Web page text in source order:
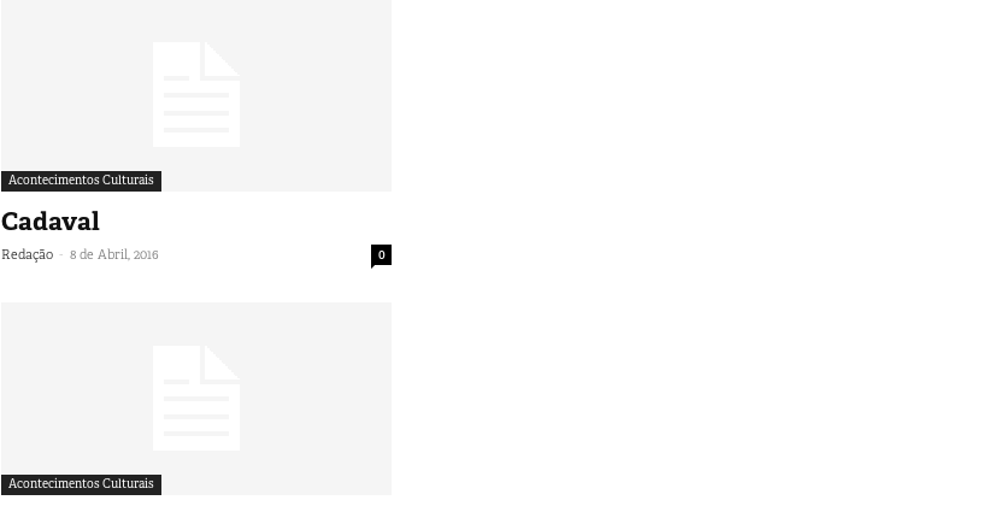
Acontecimentos Culturais
Cadaval
Redação - 8 de Abril, 2016 0
Acontecimentos Culturais